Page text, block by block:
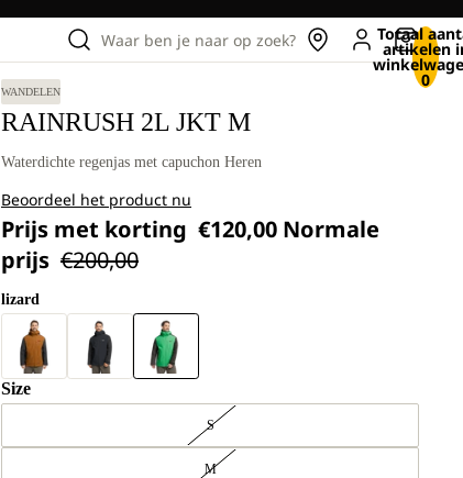
Waar ben je naar op zoek? Totaal
artikelen
0
WANDELEN
RAINRUSH 2L JKT M
Waterdichte regenjas met capuchon Heren
Beoordeel het product nu
Prijs met korting €120,00 Normale
prijs €200,00
lizard
Size
S
M